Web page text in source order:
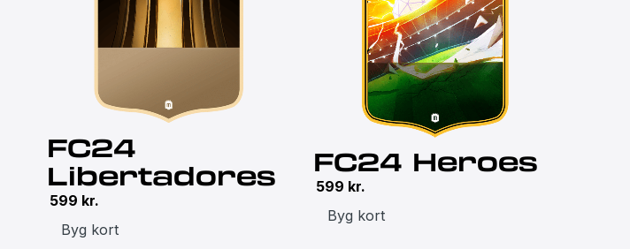
FC24
Libertadores
599 kr.
Byg kort
FC24 Heroes
599 kr.
Byg kort